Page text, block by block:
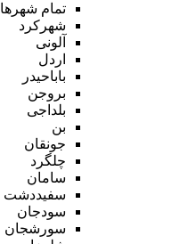
تمام شهر‌ها
شهرکرد
آلونی
اردل
باباحیدر
بروجن
بلداجی
بن
جونقان
چلگرد
سامان
سفیددشت
سودجان
سورشجان